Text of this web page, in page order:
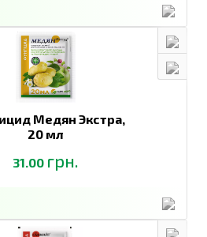
Медян Экстра,
20 мл
31.00 грн.